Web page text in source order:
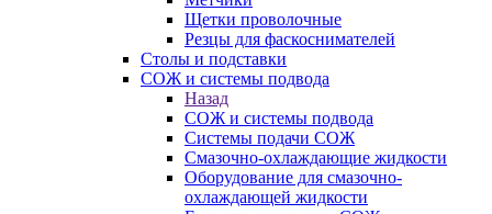
Щетки проволочные
Резцы для фаскоснимателей
Столы и подставки
СОЖ и системы подвода
Назад
СОЖ и системы подвода
Системы подачи СОЖ
Смазочно-охлаждающие жидкости
Оборудование для смазочно-
охлаждающей жидкости